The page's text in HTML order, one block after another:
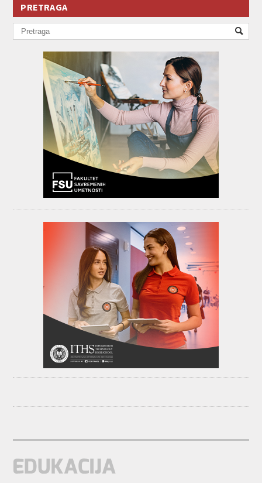
PRETRAGA